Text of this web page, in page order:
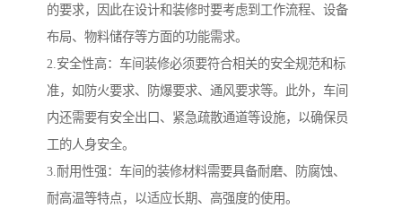
的要求，因此在设计和装修时要考虑到工作流程、设备
布局、物料储存等方面的功能需求。
2.安全性高：车间装修必须要符合相关的安全规范和标
准，如防火要求、防爆要求、通风要求等。此外，车间
内还需要有安全出口、紧急疏散通道等设施，以确保员
工的人身安全。
3.耐用性强：车间的装修材料需要具备耐磨、防腐蚀、
耐高温等特点，以适应长期、高强度的使用。